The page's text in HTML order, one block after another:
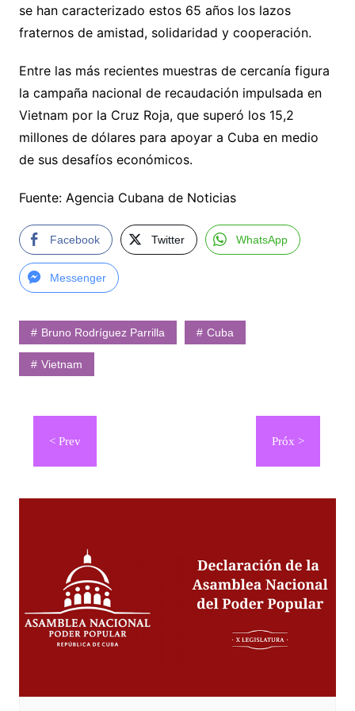
se han caracterizado estos 65 años los lazos
fraternos de amistad, solidaridad y cooperación.
Entre las más recientes muestras de cercanía figura
la campaña nacional de recaudación impulsada en
Vietnam por la Cruz Roja, que superó los 15,2
millones de dólares para apoyar a Cuba en medio
de sus desafíos económicos.
Fuente: Agencia Cubana de Noticias
Facebook Twitter WhatsApp
Messenger
Bruno Rodríguez Parrilla Cuba
Vietnam
Navegación
entradas